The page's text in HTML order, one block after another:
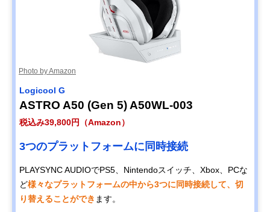
Photo by Amazon
Logicool G
ASTRO A50 (Gen 5) A50WL-003
税込み39,800円（Amazon）
3つのプラットフォームに同時接続
PLAYSYNC AUDIOでPS5、Nintendoスイッチ、Xbox、PCな
ど様々なプラットフォームの中から3つに同時接続して、切
り替えることができ ます。